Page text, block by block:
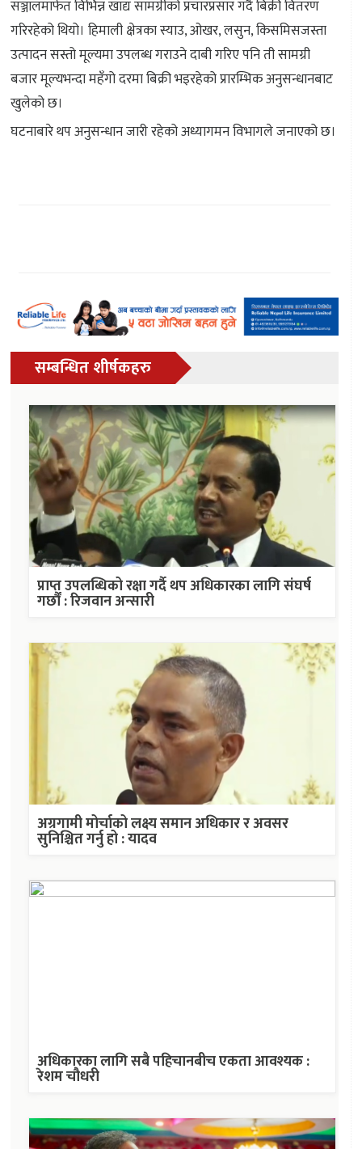
सञ्जालमार्फत विभिन्न खाद्य सामग्रीको प्रचारप्रसार गर्दै बिक्री वितरण
गरिरहेको थियो। हिमाली क्षेत्रका स्याउ, ओखर, लसुन, किसमिसजस्ता
उत्पादन सस्तो मूल्यमा उपलब्ध गराउने दाबी गरिए पनि ती सामग्री
बजार मूल्यभन्दा महँगो दरमा बिक्री भइरहेको प्रारम्भिक अनुसन्धानबाट
खुलेको छ।
घटनाबारे थप अनुसन्धान जारी रहेको अध्यागमन विभागले जनाएको छ।
सम्बन्धित शीर्षकहरु
प्राप्त उपलब्धिको रक्षा गर्दै थप अधिकारका लागि संघर्ष
गर्छौं : रिजवान अन्सारी
अग्रगामी मोर्चाको लक्ष्य समान अधिकार र अवसर
सुनिश्चित गर्नु हो : यादव
अधिकारका लागि सबै पहिचानबीच एकता आवश्यक :
रेशम चौधरी